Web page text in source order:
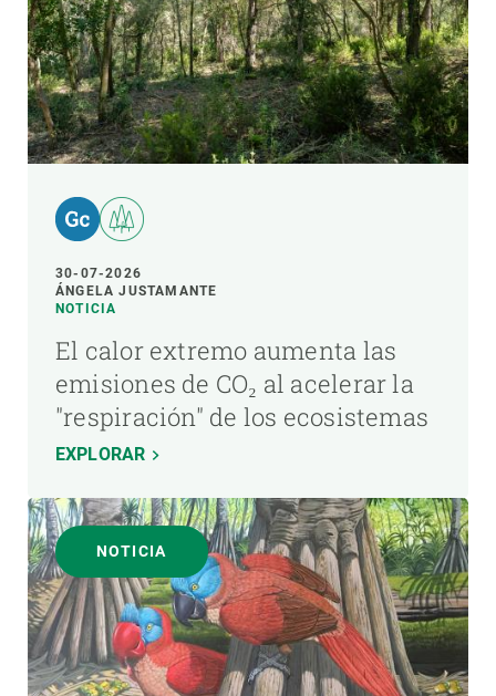
30-07-2026
ÁNGELA JUSTAMANTE
NOTICIA
El calor extremo aumenta las
emisiones de CO₂ al acelerar la
"respiración" de los ecosistemas
EXPLORAR
NOTICIA